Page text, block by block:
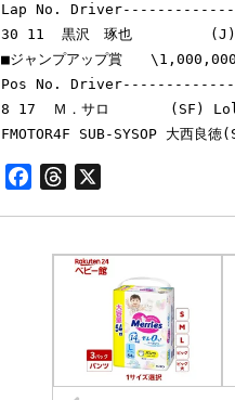
Lap No.
30 11  黒沢　琢也         (J)
■ジャンプアップ賞　　
Pos No. Driver-------------
8 17  Ｍ．サロ       (SF)
Facebook
Threads